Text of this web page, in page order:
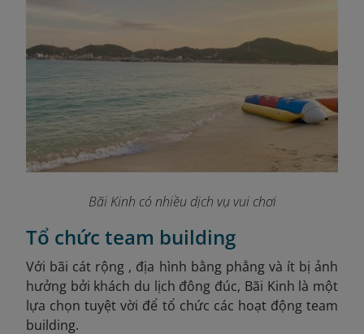
Bãi Kinh có nhiều dịch vụ vui chơi
Tổ chức team building
Với bãi cát rộng , địa hình bằng phẳng và ít bị ảnh
hưởng bởi khách du lịch đông đúc, Bãi Kinh là một
lựa chọn tuyệt vời để tổ chức các hoạt động team
building.